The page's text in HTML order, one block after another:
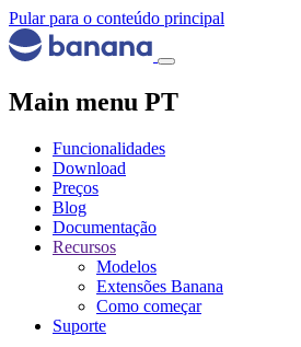
Pular para o conteúdo principal
Main menu PT
Funcionalidades
Download
Preços
Blog
Documentação
Recursos
Modelos
Extensões Banana
Como começar
Suporte